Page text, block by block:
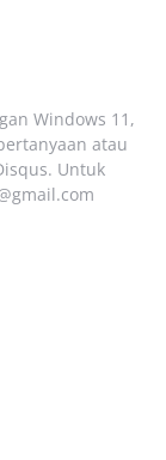
Windows 11,
atau
Untuk